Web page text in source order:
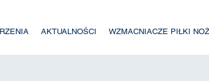
AKTUALNOŚCI WZMACNIACZE PIŁKI